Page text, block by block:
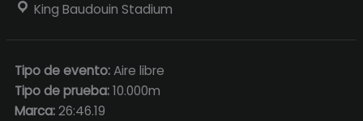
King Baudouin Stadium
Tipo de evento:Aire libre
Tipo de prueba:10.000m
Marca:26:46.19